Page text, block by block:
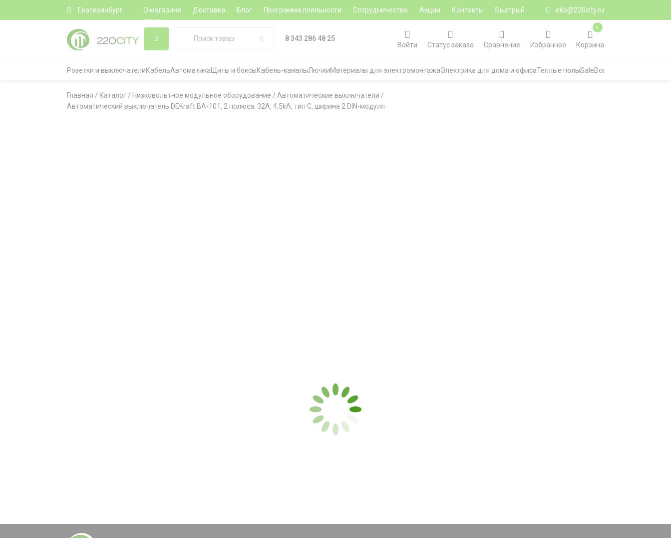
Екатеринбург О магазине Доставка Блог Программа лояльности Сотрудничество Акции Контакты
Быстрый
заказ
ekb@220city.ru
8 343 286 48 25
Войти
Статус заказа Сравнение Избранное Корзина
0
Розетки и выключателиКабельАвтоматика Щиты и боксыКабель-каналыЛючкиМатериалы для электромонтажаЭлектрика для дома и офисаТеплые полыSaleВсе категории
Главная / Каталог / Низковольтное модульное оборудование / Автоматические выключатели /
Автоматический выключатель DEKraft ВА-101, 2 полюса, 32A, 4,5kA, тип C, ширина 2 DIN-модуля